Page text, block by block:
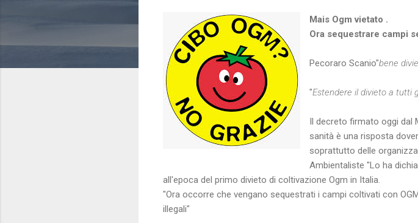
Mais Ogm vietato .
Ora sequestrare campi
Pecoraro Scanio"bene
"Estendere il divieto a tutti
Il decreto firmato oggi dal
sanità è una risposta
soprattutto delle
Ambientaliste "Lo ha
all'epoca del primo divieto di coltivazione Ogm in Italia.
"Ora occorre che vengano sequestrati i campi coltivati con
illegali"